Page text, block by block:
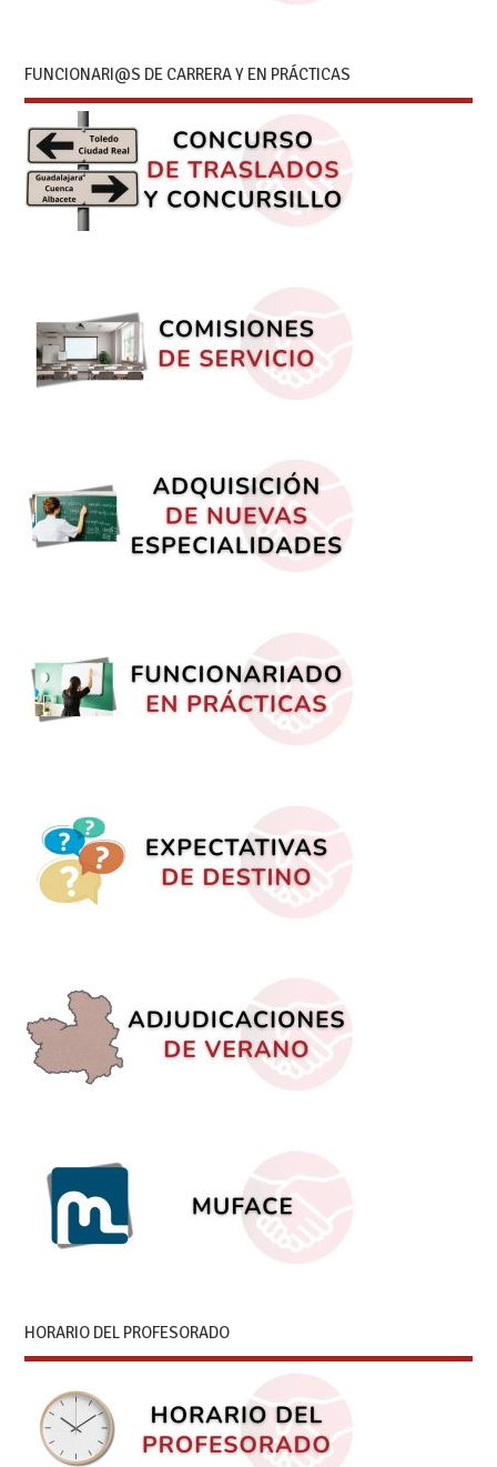
FUNCIONARI@S DE CARRERA Y EN PRÁCTICAS
HORARIO DEL PROFESORADO